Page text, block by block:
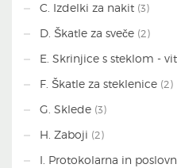
C. Izdelki za nakit (3)
D. Škatle za sveče (2)
E. Skrinjice s steklom -
F. Škatle za steklenice (2)
G. Sklede (3)
H. Zaboji (2)
I. Protokolarna in